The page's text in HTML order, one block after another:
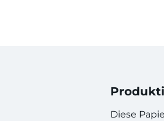
Diese